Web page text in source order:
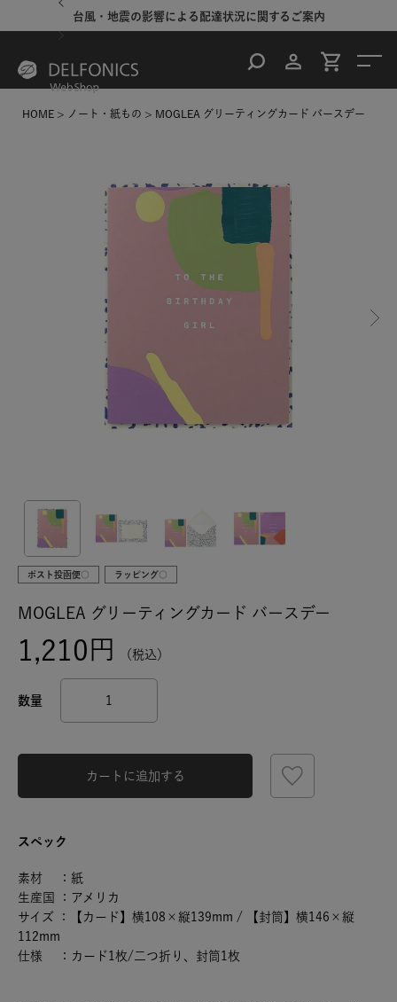
台風・地震の影響による配達状況に関するご案内
HOME ノート・紙もの MOGLEA グリーティングカード バースデー
ポスト投函便○ ラッピング○
MOGLEA グリーティングカード バースデー
1,210 税込
カートに追加する
スペック
素材 ：紙
生産国 ：アメリカ
サイズ ：【カード】横108×縦139mm / 【封筒】横146×縦
112mm
仕様 ：カード1枚/二つ折り、封筒1枚